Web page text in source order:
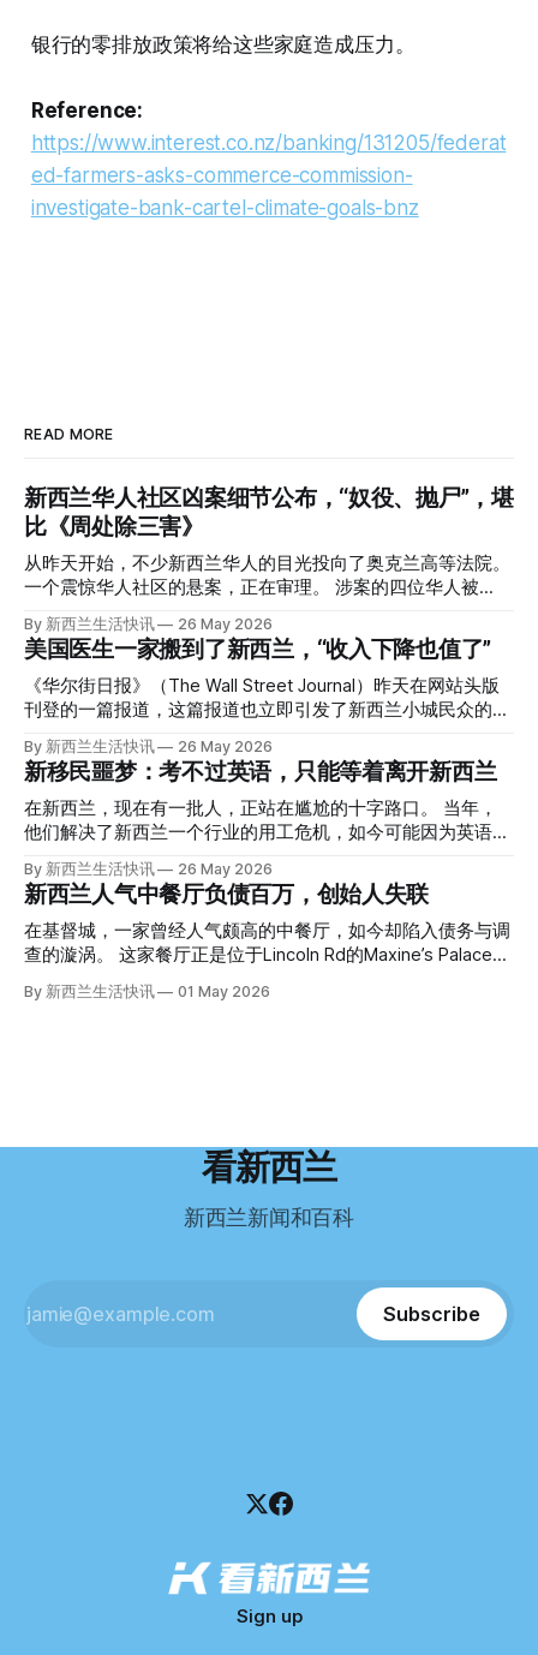
银行的零排放政策将给这些家庭造成压力。
Reference:
https://www.interest.co.nz/banking/131205/federat
ed-farmers-asks-commerce-commission-
investigate-bank-cartel-climate-goals-bnz
READ MORE
新西兰华人社区凶案细节公布，“奴役、抛尸”，堪
比《周处除三害》
从昨天开始，不少新西兰华人的目光投向了奥克兰高等法院。
一个震惊华人社区的悬案，正在审理。 涉案的四位华人被
告，站在了法庭，被控与一位70岁中国女人的死有关。 事情
的复杂程度，远超人们的想象。 神秘的黑色塑料袋 先让我们
回到2024年3月12日。 新西兰一个名叫Paul Middleton的老
人，在奥克兰Gulf Harbour钓鱼时，发现了一个黑色塑料袋，
里面是一堆衣服。 再扒开衣服，他看到了一只手，一只人
腰部对折，黑色胶带缠着头、手腕和身体，整个人被绑成胎儿
状。 两个10公斤的米袋装满了石头，用胶带死死缠在尸体
上。 死者是亚洲面孔的老年女性，头部、脸、胳膊都有钝器
伤，当时身穿一件“娟燕牌”内衣和黑色长裤。 她是谁？没有人
Operation Parade的案子，开始调查。 米袋泄露秘密 破案的
关键，是两个米袋。这两个塑料米袋里装着用来压住尸体的花
园石头。 每个米袋上都有序列号。 警察一家家查，发现这批
米是在奥克兰北岸一家超市卖的。
By 新西兰生活快讯 26 May 2026
美国医生一家搬到了新西兰，“收入下降也值了”
《华尔街日报》（The Wall Street Journal）昨天在网站头版
刊登的一篇报道，这篇报道也立即引发了新西兰小城民众的兴
趣： “精疲力尽的美国医生，正在离开美国，前往新西兰一座
偏远小镇。” “精疲力尽的美国医生”搬家新西兰 四年前，在加
州拉霍亚（La Jolla）一家医院担任内科医生的Brandon
Williams医生达到了崩溃的边缘。 患者人数激增、医疗人员短
缺、医疗事故诉讼的威胁，以及对患者无力支付医疗费用的忧
（PTSD）。他的其中一位同事甚至因自杀身亡。 他并不想放
弃从医，但他不想再在美国行医了。 于是，他与38岁的妻子
Ellen Williams开始在欧洲寻找更好的选择。 就在那时，他收
到了一封来自新西兰医疗招聘人员的信。 “虽然跑到那个‘与世
义。”现年39岁的加州人Brandon说道。 2024年11月，这家人
By 新西兰生活快讯 26 May 2026
新移民噩梦：考不过英语，只能等着离开新西兰
在新西兰，现在有一批人，正站在尴尬的十字路口。 当年，
他们解决了新西兰一个行业的用工危机，如今可能因为英语考
试，不得不在几年内离开这个国家。 一位移民的无奈感叹：
“如果我们真能考到那个分数，就不会来开公交车了。” 因为英
语，他们一直无法上岸 来自菲律宾的Ryan De Guzman，就是
这批人中的一员。 2023年，当他看到新西兰招聘海外公交司
机的信息时，几乎没有犹豫就提交了申请。 “我听说这里气候
年3月抵达奥克兰。 当时心里盘算着：努力工作两年，申请居
所需的英语门槛。 De Guzman选择了另一项考试——
Pearson Test of English，最终成绩是45分，而申请要求是58
By 新西兰生活快讯 26 May 2026
新西兰人气中餐厅负债百万，创始人失联
在基督城，一家曾经人气颇高的中餐厅，如今却陷入债务与调
查的漩涡。 这家餐厅正是位于Lincoln Rd的Maxine’s Palace。
其背后的公司已进入清算程序，债务总额接近100万纽币，而
引人关注的是——清算人目前无法联系到创始人本人。 今年3
纽币，员工索赔金额仍在核算中。 整体债务规模，已经逼近
这导致公司财务记录尚未完全掌握，资产处置是否合理仍待核
在核查资产出售是否符合市
By 新西兰生活快讯 01 May 2026
看新西兰
新西兰新闻和百科
Subscribe
Sign up